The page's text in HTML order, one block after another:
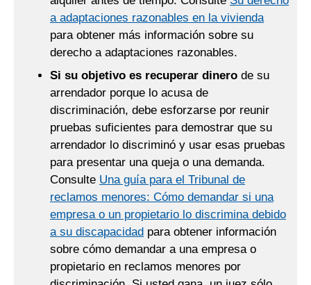
a adaptaciones razonables en la vivienda
para obtener más información sobre su
derecho a adaptaciones razonables.
Si su objetivo es recuperar dinero de su
arrendador porque lo acusa de
discriminación, debe esforzarse por reunir
pruebas suficientes para demostrar que su
arrendador lo discriminó y usar esas pruebas
para presentar una queja o una demanda.
Consulte Una guía para el Tribunal de
reclamos menores: Cómo demandar si una
empresa o un propietario lo discrimina debido
a su discapacidad para obtener información
sobre cómo demandar a una empresa o
propietario en reclamos menores por